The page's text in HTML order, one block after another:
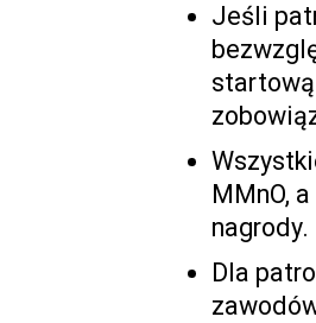
Jeśli
MMnO,
nagrody.
Dla